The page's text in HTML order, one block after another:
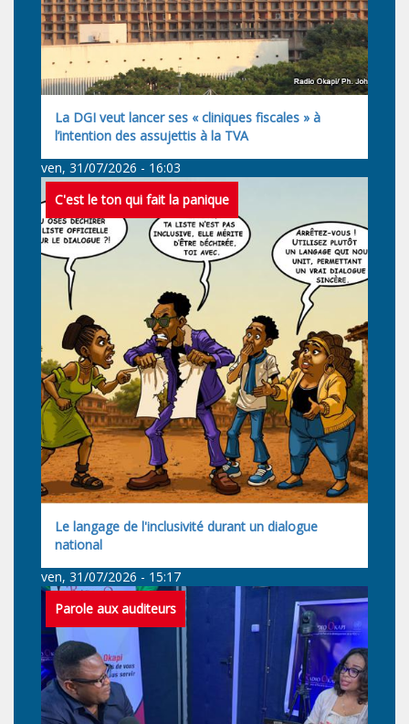
La DGI veut lancer ses « cliniques fiscales » à
l’intention des assujettis à la TVA
ven, 31/07/2026 - 16:03
Le langage de l'inclusivité durant un dialogue
national
ven, 31/07/2026 - 15:17
C'est le ton qui fait la panique
Parole aux auditeurs